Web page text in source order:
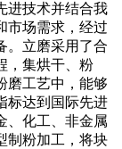
进技术并结合我
市场需求，经过
。立磨采用了合
，集烘干、粉
磨工艺中，能够
标达到国际先进
、化工、非金属
制粉加工，将块